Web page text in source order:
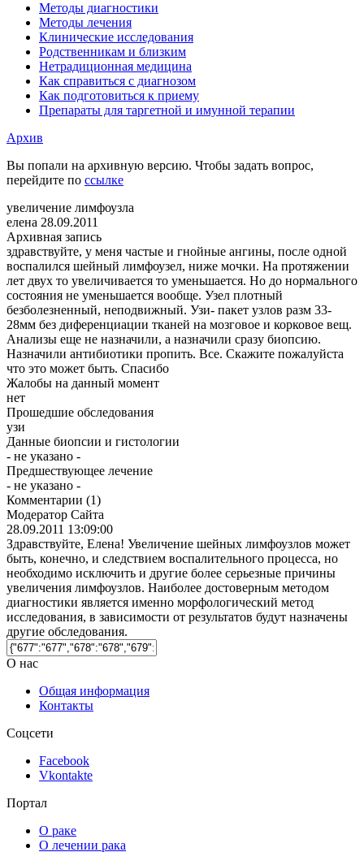
Методы диагностики
Методы лечения
Клинические исследования
Родственникам и близким
Нетрадиционная медицина
Как справиться с диагнозом
Как подготовиться к приему
Препараты для таргетной и имунной терапии
Архив
Вы попали на архивную версию. Чтобы задать вопрос,
перейдите по ссылке
увеличение лимфоузла
елена 28.09.2011
Архивная запись
здравствуйте, у меня частые и гнойные ангины, после одной
воспалился шейный лимфоузел, ниже мочки. На протяжении
лет двух то увеличивается то уменьшается. Но до нормального
состояния не уменьшается вообще. Узел плотный
безболезненный, неподвижный. Узи- пакет узлов разм 33-
28мм без диференциации тканей на мозговое и корковое вещ.
Анализы еще не назначили, а назначили сразу биопсию.
Назначили антибиотики пропить. Все. Скажите пожалуйста
что это может быть. Спасибо
Жалобы на данный момент
нет
Прошедшие обследования
узи
Данные биопсии и гистологии
- не указано -
Предшествующее лечение
- не указано -
Комментарии (1)
Модератор Сайта
28.09.2011 13:09:00
Здравствуйте, Елена! Увеличение шейных лимфоузлов может
быть, конечно, и следствием воспалительного процесса, но
необходимо исключить и другие более серьезные причины
увеличения лимфоузлов. Наиболее достоверным методом
диагностики является именно морфологический метод
исследования, в зависимости от результатов будут назначены
другие обследования.
О нас
Общая информация
Контакты
Соцсети
Facebook
Vkontakte
Портал
О раке
О лечении рака